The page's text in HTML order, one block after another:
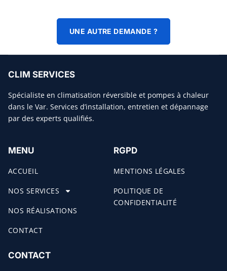
UNE AUTRE DEMANDE ?
CLIM SERVICES
Spécialiste en climatisation réversible et pompes à chaleur
dans le Var. Services d’installation, entretien et dépannage
par des experts qualifiés.
MENU
ACCUEIL
NOS SERVICES
NOS RÉALISATIONS
CONTACT
RGPD
MENTIONS LÉGALES
POLITIQUE DE
CONFIDENTIALITÉ
CONTACT